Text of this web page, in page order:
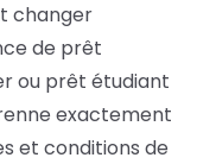
changer
de prêt
ou prêt étudiant
exactement
et conditions de